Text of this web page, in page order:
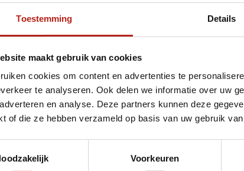
Toestemming Details
maakt gebruik van cookies
cookies om content en advertenties te
te analyseren. Ook delen we informatie over uw
en analyse. Deze partners kunnen deze
of die ze hebben verzameld op basis van uw gebruik
Voorkeuren
getagd met Athlete V4 550 BJJ Gi wit